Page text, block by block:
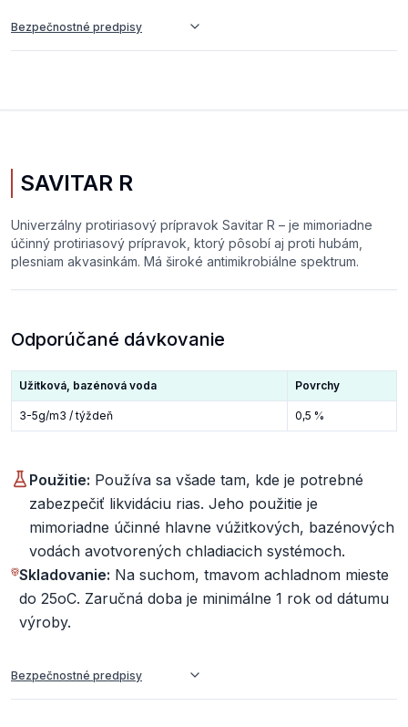
Bezpečnostné predpisy
SAVITAR R
Univerzálny protiriasový prípravok Savitar R – je mimoriadne
účinný protiriasový prípravok, ktorý pôsobí aj proti hubám,
plesniam akvasinkám. Má široké antimikrobiálne spektrum.
Odporúčané dávkovanie
Užitková, bazénová voda Povrchy
3-5g/m3 / týždeň 0,5 %
Použitie: Používa sa všade tam, kde je potrebné
zabezpečiť likvidáciu rias. Jeho použitie je
mimoriadne účinné hlavne vúžitkových, bazénových
vodách avotvorených chladiacich systémoch.
Skladovanie: Na suchom, tmavom achladnom mieste
do 25oC. Zaručná doba je minimálne 1 rok od dátumu
výroby.
Bezpečnostné predpisy